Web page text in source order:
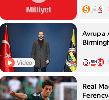
Video
Avrupa
Real